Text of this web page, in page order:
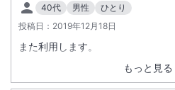
40代 男性
ひとり
投稿日： 2019年12月18日
もっと見る
また利用します。